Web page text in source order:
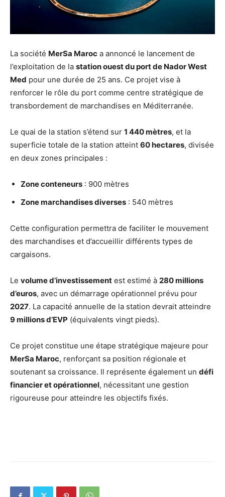
La société MerSa Maroc a annoncé le lancement de
l’exploitation de la station ouest du port de Nador West
Med pour une durée de 25 ans. Ce projet vise à
renforcer le rôle du port comme centre stratégique de
transbordement de marchandises en Méditerranée.
Le quai de la station s’étend sur 1 440 mètres, et la
superficie totale de la station atteint 60 hectares, divisée
en deux zones principales :
Zone conteneurs : 900 mètres
Zone marchandises diverses : 540 mètres
Cette configuration permettra de faciliter le mouvement
des marchandises et d’accueillir différents types de
cargaisons.
Le volume d’investissement est estimé à 280 millions
d’euros, avec un démarrage opérationnel prévu pour
2027. La capacité annuelle de la station devrait atteindre
9 millions d’EVP (équivalents vingt pieds).
Ce projet constitue une étape stratégique majeure pour
MerSa Maroc, renforçant sa position régionale et
soutenant sa croissance. Il représente également un défi
financier et opérationnel, nécessitant une gestion
rigoureuse pour atteindre les objectifs fixés.